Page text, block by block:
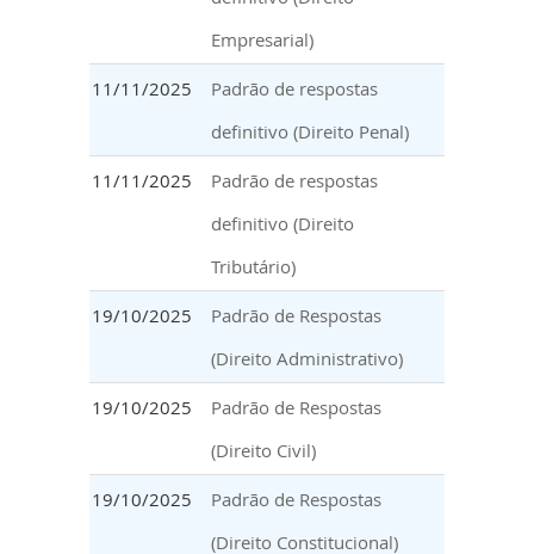
Empresarial)
11/11/2025
Padrão de respostas
definitivo (Direito Penal)
11/11/2025
Padrão de respostas
definitivo (Direito
Tributário)
19/10/2025
Padrão de Respostas
(Direito Administrativo)
19/10/2025
Padrão de Respostas
(Direito Civil)
19/10/2025
Padrão de Respostas
(Direito Constitucional)